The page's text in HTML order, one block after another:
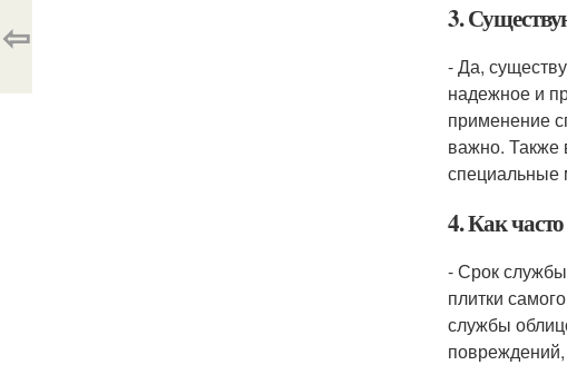
3.
- Да,
надежное и
применение
важно. Также
специальные
4. Как
- Срок службы
плитки
службы
⇦